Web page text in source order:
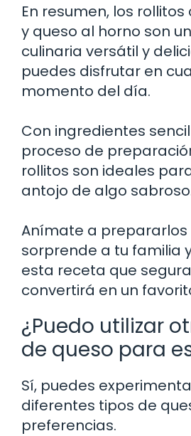
En resumen, los
y queso al horno son
culinaria versátil y
puedes disfrutar en
momento del día.
Con ingredientes
proceso de
rollitos son ideales
antojo de algo
Anímate a prepararlos
sorprende a tu familia
esta receta que
convertirá en un
¿Puedo utilizar
de queso para
Sí, puedes
diferentes tipos de
preferencias.